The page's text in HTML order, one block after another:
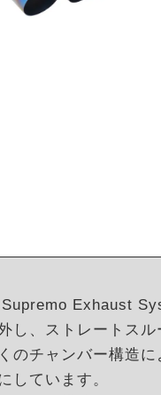
Exhaust
し、ストレートス
のチャンバー構造
しています。